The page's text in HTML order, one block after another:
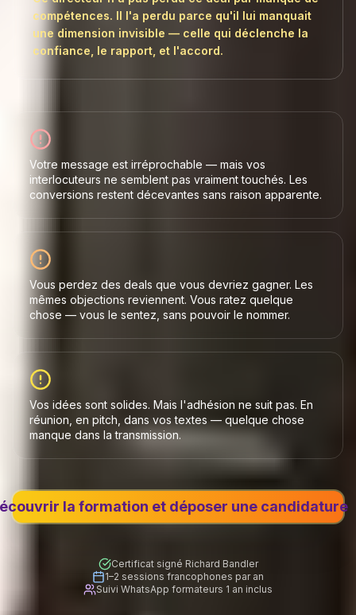
compétences. Il l'a perdu parce qu'il lui manquait
une dimension invisible — celle qui déclenche la
confiance, le rapport, et l'accord.
Votre message est irréprochable — mais vos
interlocuteurs ne semblent pas vraiment touchés. Les
conversions restent décevantes sans raison apparente.
Vous perdez des deals que vous devriez gagner. Les
mêmes objections reviennent. Vous ratez quelque
chose — vous le sentez, sans pouvoir le nommer.
Vos idées sont solides. Mais l'adhésion ne suit pas. En
réunion, en pitch, dans vos textes — quelque chose
manque dans la transmission.
la formation et déposer une candidature
Certificat signé Richard Bandler
1–2 sessions francophones par an
Suivi WhatsApp formateurs 1 an inclus